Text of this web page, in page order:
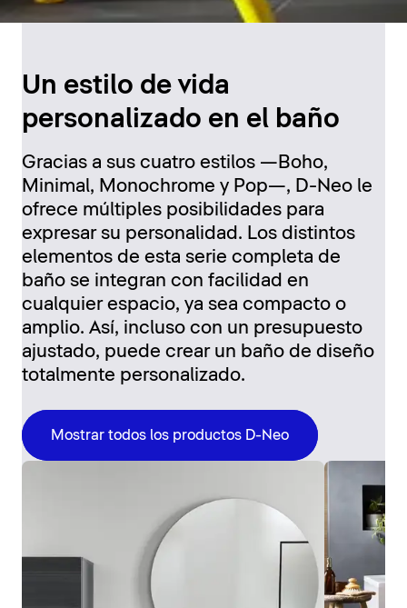
Un estilo de vida
personalizado en el baño
Gracias a sus cuatro estilos —Boho,
Minimal, Monochrome y Pop—, D-Neo le
ofrece múltiples posibilidades para
expresar su personalidad. Los distintos
elementos de esta serie completa de
baño se integran con facilidad en
cualquier espacio, ya sea compacto o
amplio. Así, incluso con un presupuesto
ajustado, puede crear un baño de diseño
totalmente personalizado.
Mostrar todos los productos D-Neo